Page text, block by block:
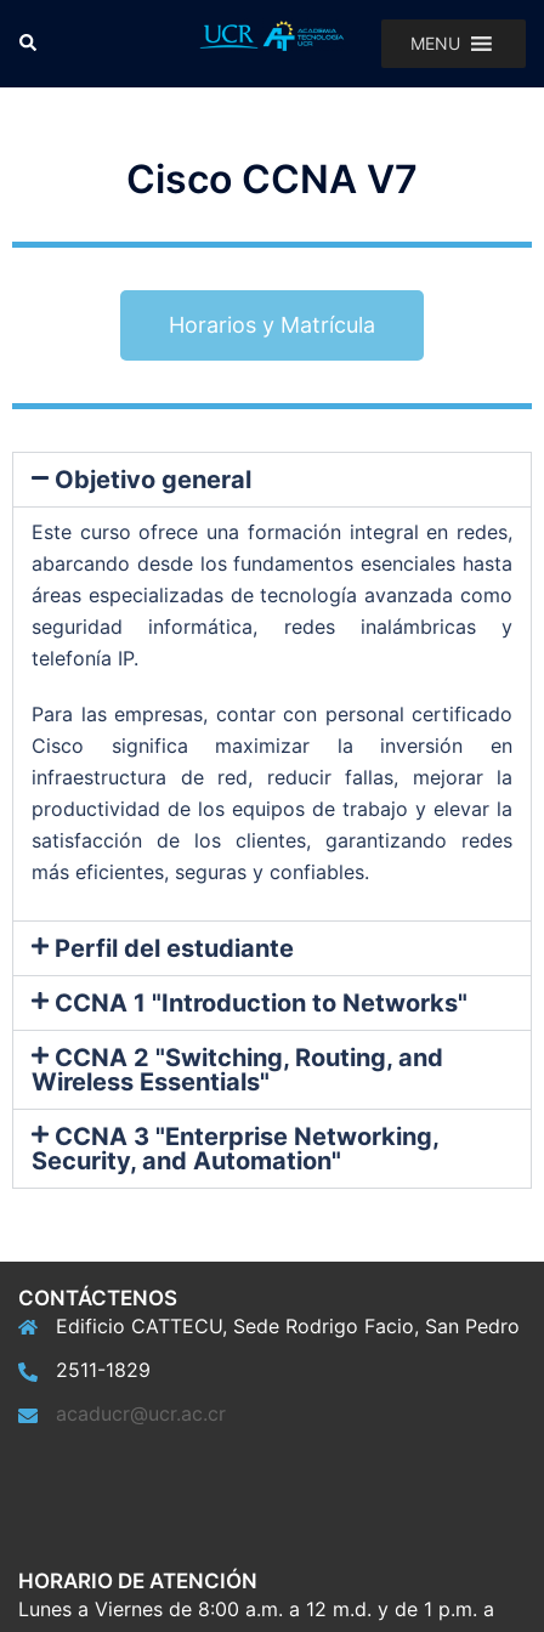
MENU
Cisco CCNA V7
Horarios y Matrícula
Objetivo general
Este curso ofrece una formación integral en redes,
abarcando desde los fundamentos esenciales hasta
áreas especializadas de tecnología avanzada como
seguridad informática, redes inalámbricas y
telefonía IP.
Para las empresas, contar con personal certificado
Cisco significa maximizar la inversión en
infraestructura de red, reducir fallas, mejorar la
productividad de los equipos de trabajo y elevar la
satisfacción de los clientes, garantizando redes
más eficientes, seguras y confiables.
Perfil del estudiante
CCNA 1 "Introduction to Networks"
CCNA 2 "Switching, Routing, and
Wireless Essentials"
CCNA 3 "Enterprise Networking,
Security, and Automation"
CONTÁCTENOS
Edificio CATTECU, Sede Rodrigo Facio, San Pedro
2511-1829
acaducr@ucr.ac.cr
HORARIO DE ATENCIÓN
Lunes a Viernes de 8:00 a.m. a 12 m.d. y de 1 p.m. a